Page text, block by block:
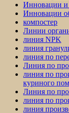
Инновации и
Инновации
компостер
Линии
линия NPK
линия
линия по
Линия по
линия по
куриного
Линия по
линия по
линия